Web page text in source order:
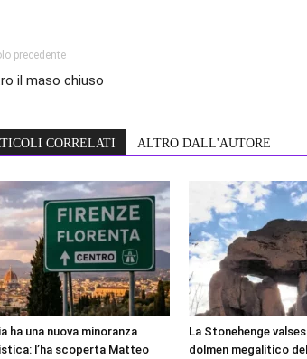
precedente
il maso chiuso
CORRELATI ALTRO DALL'AUTORE
ha una nuova minoranza
l’ha scoperta Matteo
La Stonehenge
dolmen megalitico